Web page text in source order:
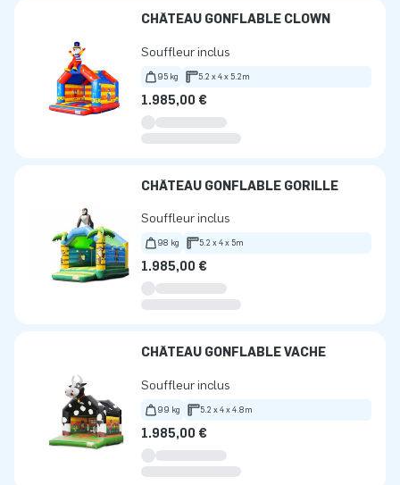
CHÂTEAU GONFLABLE CLOWN
Souffleur inclus
95 kg 5.2 x 4 x 5.2m
1.985,00 €
CHÂTEAU GONFLABLE GORILLE
Souffleur inclus
98 kg 5.2 x 4 x 5m
1.985,00 €
CHÂTEAU GONFLABLE VACHE
Souffleur inclus
99 kg 5.2 x 4 x 4.8m
1.985,00 €